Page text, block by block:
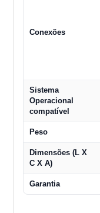
Conexões
Sistema
Operacional
compatível
Peso
Dimensões (L X
C X A)
Garantia